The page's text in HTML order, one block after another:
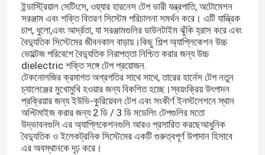
ইন্ডাস্ট্রিয়াল সেটিংসে, ওয়্যার হারনেস টেপ ভারী যন্ত্রপাতি, অটোমেশন
সরঞ্জাম এবং শক্তি বিতরণ সিস্টেম পরিচালনা সমর্থন করে। এটি যান্ত্রিক
চাপ, ধুলো,এবং আর্দ্রতা, যা সরঞ্জামগুলির ডাউনটাইম ঝুঁকি হ্রাস করে এবং
বৈদ্যুতিক সিস্টেমের জীবনকাল বাড়ায়।কিছু শিল্প অ্যাপ্লিকেশন উচ্চ
ভোল্টেজ পরিবেশে বৈদ্যুতিক নিরাপত্তা নিশ্চিত করার জন্য উচ্চ
dielectric শক্তি সঙ্গে টেপ প্রয়োজন.
টেকনোলজির ক্রমাগত অগ্রগতির সাথে সাথে, তারের হার্নেস টেপ নতুন
চ্যালেঞ্জের মুখোমুখি হওয়ার জন্য বিকশিত হচ্ছে।স্বয়ংক্রিয় উৎপাদন
প্রক্রিয়ার জন্য ইউভি-কুরিয়েবল টেপ এবং সংকীর্ণ ইনস্টলেশনে স্থান
অপ্টিমাইজ করার জন্য 2 ডি / 3 ডি মডেলিং টেপগুলির মতো
উদ্ভাবনগুলি এর অ্যাপ্লিকেশনগুলি আরও প্রসারিত করছেআধুনিক
বৈদ্যুতিক ও ইলেকট্রনিক সিস্টেমের একটি গুরুত্বপূর্ণ উপাদান হিসাবে
এর অবস্থানকে দৃঢ় করে।